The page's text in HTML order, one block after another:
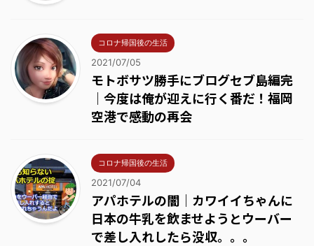
コロナ帰国後の生活
2021/07/05
モトボサツ勝手にブログセブ島編完
｜今度は俺が迎えに行く番だ！福岡
空港で感動の再会
コロナ帰国後の生活
2021/07/04
アパホテルの闇｜カワイイちゃんに
日本の牛乳を飲ませようとウーバー
で差し入れしたら没収。。。